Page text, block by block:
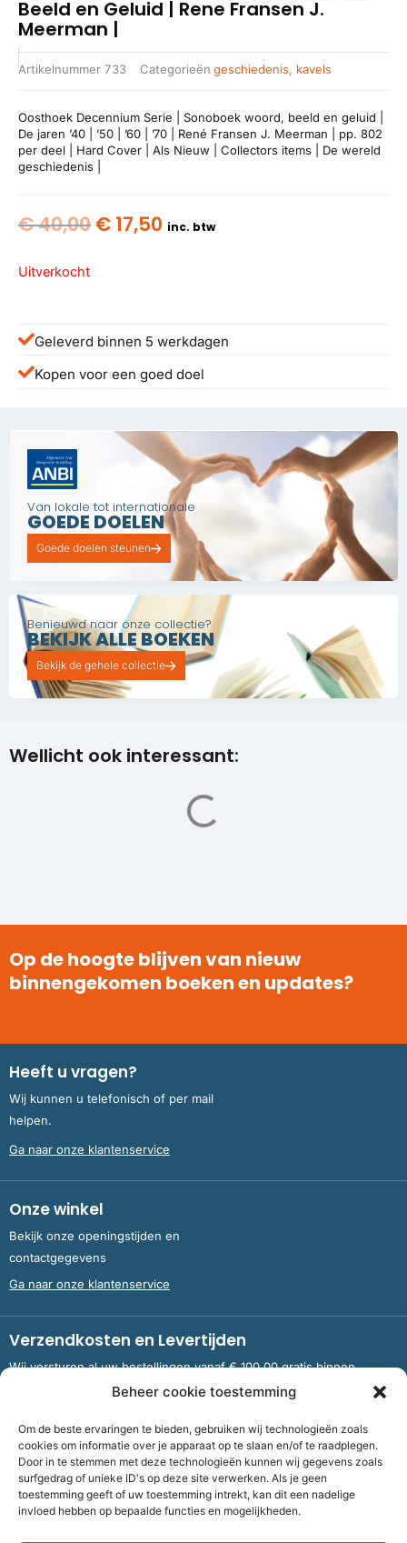
Beheer cookie toestemming
Om de beste ervaringen te bieden, gebruiken wij technologieën zoals
cookies om informatie over je apparaat op te slaan en/of te raadplegen.
Door in te stemmen met deze technologieën kunnen wij gegevens zoals
surfgedrag of unieke ID's op deze site verwerken. Als je geen
toestemming geeft of uw toestemming intrekt, kan dit een nadelige
invloed hebben op bepaalde functies en mogelijkheden.
Beeld en Geluid | Rene Fransen J.
Meerman |
Artikelnummer 733 Categorieën geschiedenis kavels
Oosthoek Decennium Serie | Sonoboek woord, beeld en geluid |
De jaren ’40 | ’50 | ’60 | ’70 | René Fransen J. Meerman | pp. 802
per deel | Hard Cover | Als Nieuw | Collectors items | De wereld
geschiedenis |
€40,00 Oorspronkelijke
€ 17,50 Huidige
inc. btw
Uitverkocht
Geleverd binnen 5 werkdagen
Kopen voor een goed doel
Van lokale tot internationale
GOEDE DOELEN
Goede doelen steunen
Benieuwd naar onze collectie?
BEKIJK ALLE BOEKEN
Bekijk de gehele collectie
Wellicht ook interessant:
Op de hoogte blijven van nieuw
binnengekomen boeken en updates?
Heeft u vragen?
Wij kunnen u telefonisch of per mail
helpen.
Ga naar onze klantenservice
Onze winkel
Bekijk onze openingstijden en
contactgegevens
Ga naar onze klantenservice
Verzendkosten en Levertijden
Wij versturen al uw bestellingen vanaf € 100,00 gratis binnen
Nederland en België.
Meer informatie over verzendkosten en levertijden
Bank NL09 RABO 0326 5083 92 ten name van Stichting OddFellows